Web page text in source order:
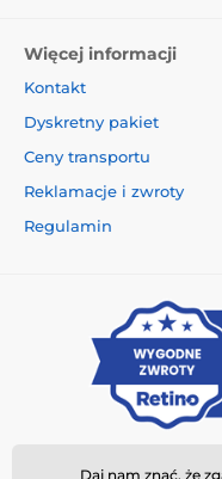
Więcej informacji
Kontakt
Dyskretny pakiet
Ceny transportu
Reklamacje i zwroty
Regulamin
Daj nam znać, że